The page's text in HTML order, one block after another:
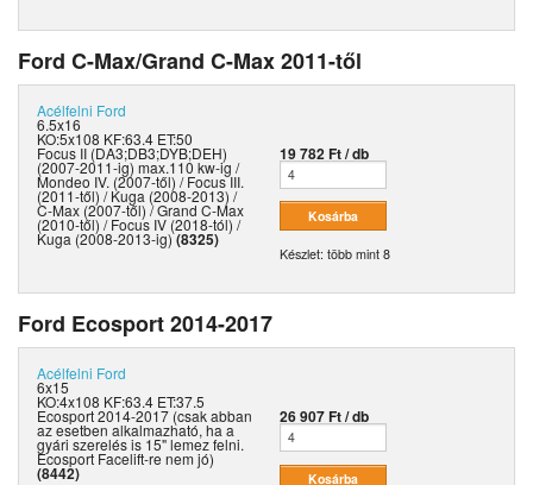
Ford C-Max/Grand C-Max 2011-től
Acélfelni Ford
6.5x16
KO:5x108 KF:63.4 ET:50
Focus II (DA3;DB3;DYB;DEH)
(2007-2011-ig) max.110 kw-ig /
Mondeo IV. (2007-től) / Focus III.
(2011-től) / Kuga (2008-2013) /
C-Max (2007-től) / Grand C-Max
(2010-től) / Focus IV (2018-tól) /
Kuga (2008-2013-ig)(8325)
19 782 Ft / db
Készlet: több mint 8
Ford Ecosport 2014-2017
Acélfelni Ford
6x15
KO:4x108 KF:63.4 ET:37.5
Ecosport 2014-2017 (csak abban
az esetben alkalmazható, ha a
gyári szerelés is 15" lemez felni.
Ecosport Facelift-re nem jó)
(8442)
26 907 Ft / db